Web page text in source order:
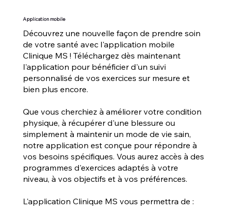
Application mobile
Découvrez une nouvelle façon de prendre soin
de votre santé avec l'application mobile
Clinique MS ! Téléchargez dès maintenant
l'application pour bénéficier d'un suivi
personnalisé de vos exercices sur mesure et
bien plus encore.
Que vous cherchiez à améliorer votre condition
physique, à récupérer d'une blessure ou
simplement à maintenir un mode de vie sain,
notre application est conçue pour répondre à
vos besoins spécifiques. Vous aurez accès à des
programmes d'exercices adaptés à votre
niveau, à vos objectifs et à vos préférences.
L'application Clinique MS vous permettra de :